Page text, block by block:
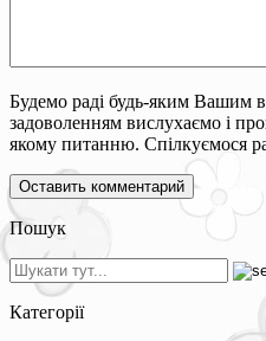
Будемо раді будь-яким Вашим
задоволенням вислухаємо і
якому питанню. Спілкуємося
Пошук
Категорії